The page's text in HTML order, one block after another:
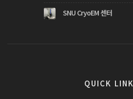
SNU CryoEM 센터
QUICK LINK